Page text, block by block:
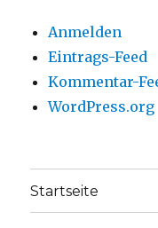
Anmelden
Eintrags-Feed
Kommentar-
WordPress.org
Startseite